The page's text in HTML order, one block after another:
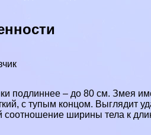
подлиннее – до 80 см. Змея
с тупым концом. Выглядит
соотношение ширины тела к